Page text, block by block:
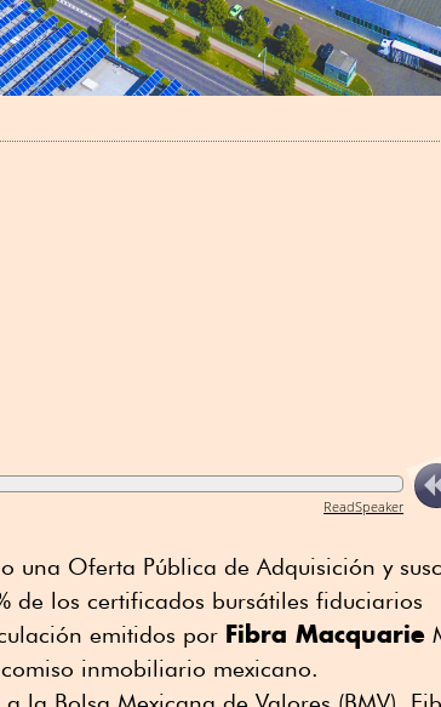
ReadSpeaker
una Oferta Pública de Adquisición y
de ⁠los certificados bursátiles fiduciarios
emitidos por Fibra Macquarie
inmobiliario mexicano.